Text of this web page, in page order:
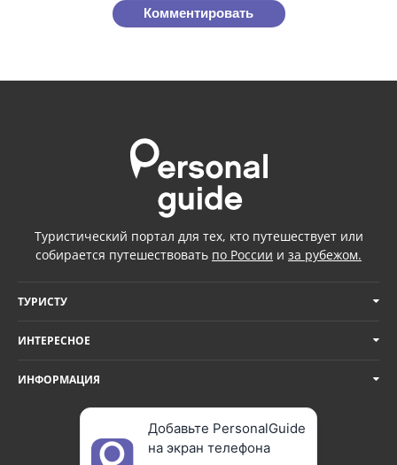
Комментировать
Туристический портал для тех, кто путешествует или
собирается путешествовать по России и за рубежом.
ТУРИСТУ
ИНТЕРЕСНОЕ
ИНФОРМАЦИЯ
Добавьте PersonalGuide
на экран телефона